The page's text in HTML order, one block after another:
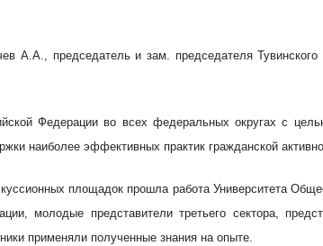
председатель и зам. председателя
Федерации во всех федеральных округах с
наиболее эффективных практик гражданской
площадок прошла работа Университета
молодые представители третьего сектора,
применяли полученные знания на опыте.